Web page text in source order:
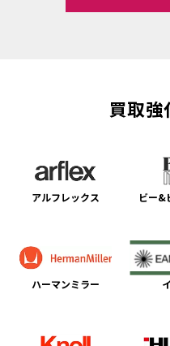
買取強
アルフレックス ビー&
ハーマンミラー